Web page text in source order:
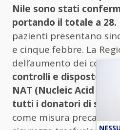
Nile sono stati
portando il totale a 28.
pazienti presentano
e cinque febbre. La
dell’aumento dei
controlli e disposto
NAT (Nucleic Acid
tutti i donatori di
come misura